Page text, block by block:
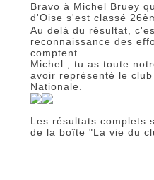
Bravo à Michel Bruey
d'Oise s'est classé
Au delà du résultat,
reconnaissance des
comptent.
Michel , tu as toute
avoir représenté le
Nationale.
Les résultats complets
de la boîte "La vie du